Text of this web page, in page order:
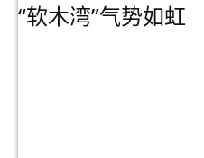
“软木湾”气势如虹